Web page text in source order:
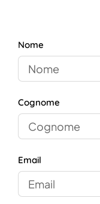
Nome
Cognome
Email